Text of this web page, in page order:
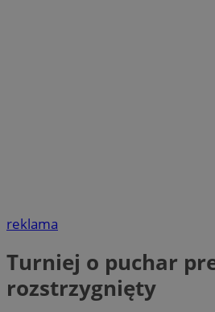
reklama
Turniej o puchar
rozstrzygnięty